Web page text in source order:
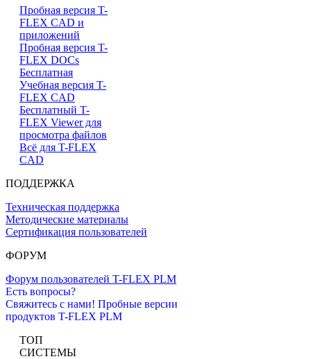
Пробная версия T-
FLEX CAD и
приложений
Пробная версия T-
FLEX DOCs
Бесплатная
Учебная версия T-
FLEX CAD
Бесплатный T-
FLEX Viewer для
просмотра файлов
Всё для T-FLEX
CAD
ПОДДЕРЖКА
Техническая поддержка
Методические материалы
Сертификация пользователей
ФОРУМ
Форум пользователей T-FLEX PLM
Есть вопросы?
Свяжитесь с нами! Пробные версии
продуктов T-FLEX PLM
ТОП
СИСТЕМЫ